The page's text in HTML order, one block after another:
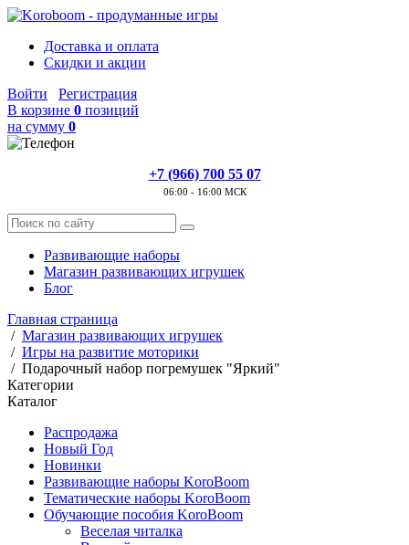
Доставка и оплата
Скидки и акции
Войти
Регистрация
В корзине 0 позиций
на сумму 0
+7 (966) 700 55 07
06:00 - 16:00 МСК
Развивающие наборы
Магазин развивающих игрушек
Блог
Главная страница
/ Магазин развивающих игрушек
/ Игры на развитие моторики
/ Подарочный набор погремушек "Яркий"
Категории
Каталог
Распродажа
Новый Год
Новинки
Развивающие наборы KoroBoom
Тематические наборы KoroBoom
Обучающие пособия KoroBoom
Веселая читалка